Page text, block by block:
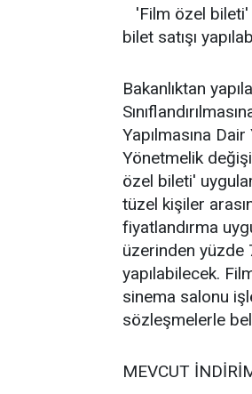
'Film özel
bilet satışı
Bakanlıktan
Yapılmasına
Yönetmelik
özel bileti'
tüzel kişiler
fiyatlandırma
üzerinden yüzde
yapılabilecek.
sinema salonu
sözleşmelerle
MEVCUT